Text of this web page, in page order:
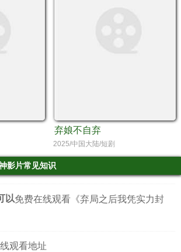
弃娘不自弃
2025/中国大陆/短剧
影片常见知识
以免费在线观看《弃局之后我凭实力封
观看地址